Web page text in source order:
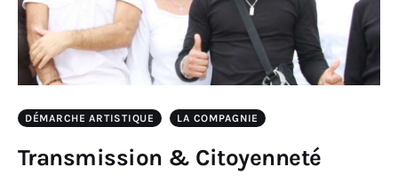
DÉMARCHE ARTISTIQUE LA COMPAGNIE
Transmission & Citoyenneté